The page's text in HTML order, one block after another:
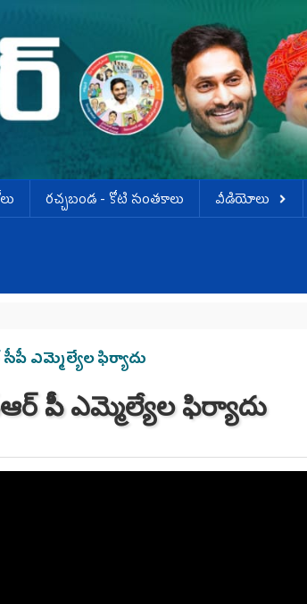
ర‌చ్చ‌బండ‌ - కోటి సంత‌కాలు వీడియోలు
ఎమ్మెల్యేల ఫిర్యాదు
సీపీ ఎమ్మెల్యేల ఫిర్యాదు